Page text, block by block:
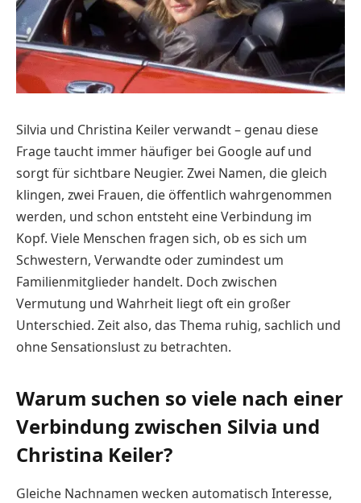
Silvia und Christina Keiler verwandt – genau diese
Frage taucht immer häufiger bei Google auf und
sorgt für sichtbare Neugier. Zwei Namen, die gleich
klingen, zwei Frauen, die öffentlich wahrgenommen
werden, und schon entsteht eine Verbindung im
Kopf. Viele Menschen fragen sich, ob es sich um
Schwestern, Verwandte oder zumindest um
Familienmitglieder handelt. Doch zwischen
Vermutung und Wahrheit liegt oft ein großer
Unterschied. Zeit also, das Thema ruhig, sachlich und
ohne Sensationslust zu betrachten.
Warum suchen so viele nach einer
Verbindung zwischen Silvia und
Christina Keiler?
Gleiche Nachnamen wecken automatisch Interesse,